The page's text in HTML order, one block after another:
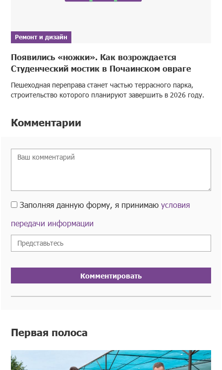
Ремонт и дизайн
Появились «ножки». Как возрождается
Студенческий мостик в Почаинском овраге
Пешеходная переправа станет частью террасного парка,
строительство которого планируют завершить в 2026 году.
Комментарии
Заполняя данную форму, я принимаюусловия
передачи информации
Комментировать
Первая полоса